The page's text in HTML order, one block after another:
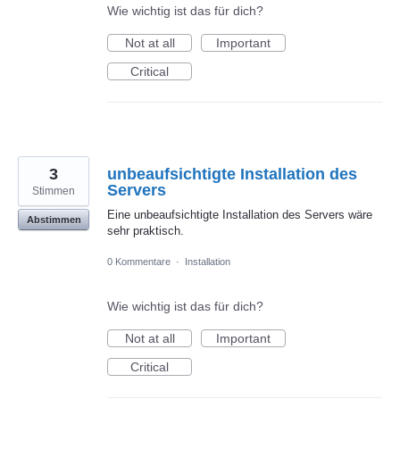
Wie wichtig ist das für dich?
Not at all
Important
Critical
unbeaufsichtigte Installation des
Servers
Eine unbeaufsichtigte Installation des Servers wäre
sehr praktisch.
3
Stimmen
Abstimmen
0 Kommentare · Installation
Wie wichtig ist das für dich?
Not at all
Important
Critical